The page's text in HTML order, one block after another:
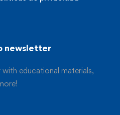
newsletter
educational materials,